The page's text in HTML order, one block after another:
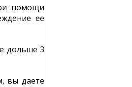
помощи
ее
дольше 3
вы даете